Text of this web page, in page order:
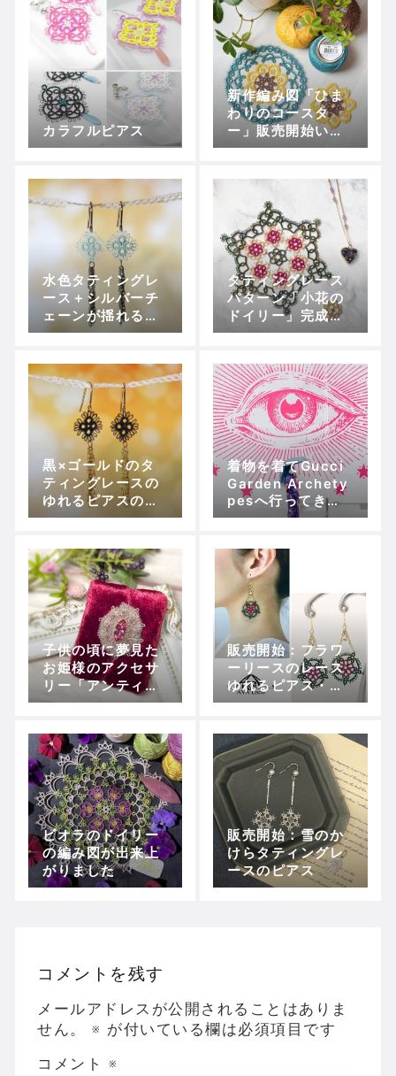
カラフルピアス
新作編み図「ひま
わりのコースタ
ー」販売開始いた
しました。
水色タティングレ
ース＋シルバーチ
ェーンが揺れるピ
アスの販売を開始
タティングレース
パターン「小花の
ドイリー」完成し
ました
黒×ゴールドのタ
ティングレースの
ゆれるピアスの販
売を開始しまし
着物を着てGucci
Garden Archety
pesへ行ってきま
した
子供の頃に夢見た
お姫様のアクセサ
リー「アンティー
ク風ビジューポニ
を開始しました
販売開始：フラワ
ーリースのレース
ゆれるピアス・イ
ヤリング
ビオラのドイリー
の編み図が出来上
がりました
販売開始：雪のか
けらタティングレ
ースのピアス
コメントを残す
メールアドレスが公開されることはありま
せん。
※ が付いている欄は必須項目です
コメント ※